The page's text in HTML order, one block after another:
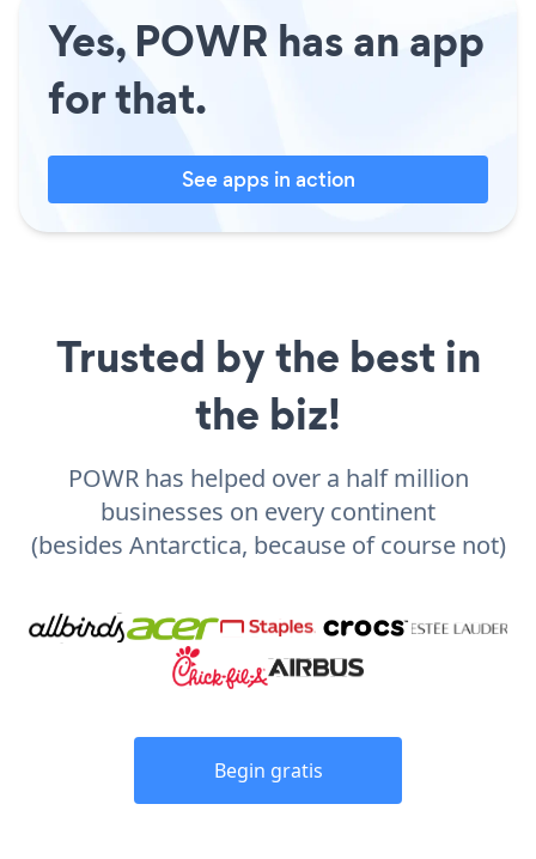
Yes, POWR has an app
for that.
See apps in action
Trusted by the best in
the biz!
POWR has helped over a half million
businesses on every continent
(besides Antarctica, because of course not)
Begin gratis